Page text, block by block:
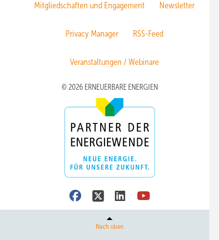
Mitgliedschaften und Engagement Newsletter
Privacy Manager RSS-Feed
Veranstaltungen / Webinare
© 2026 ERNEUERBARE ENERGIEN
Nach oben